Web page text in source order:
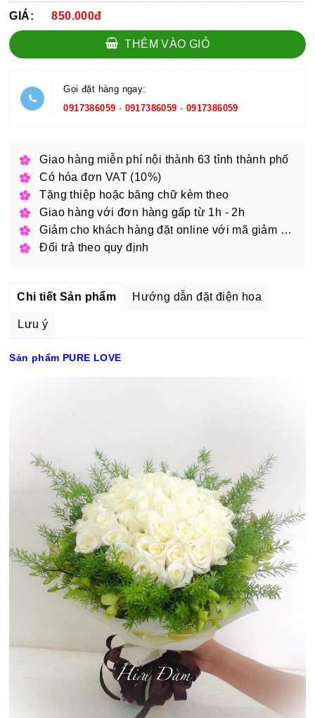
GIÁ: 850.000đ
THÊM VÀO GIỎ
Gọi đặt hàng ngay:
0917386059 - 0917386059 - 0917386059
Giao hàng miễn phí nội thành 63 tỉnh thành phố
Có hóa đơn VAT (10%)
Tặng thiệp hoặc băng chữ kèm theo
Giao hàng với đơn hàng gấp từ 1h - 2h
Giảm cho khách hàng đặt online với mã giảm giá
Đổi trả theo quy định
Chi tiết Sản phẩm Hướng dẫn đặt điện hoa
Lưu ý
Sản phẩm PURE LOVE